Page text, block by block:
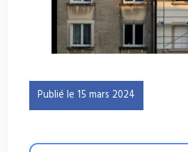
Publié le 15 mars 2024